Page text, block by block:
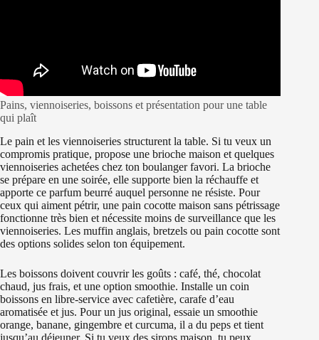
Pains, viennoiseries, boissons et présentation pour une table
qui plaît
Le pain et les viennoiseries structurent la table. Si tu veux un
compromis pratique, propose une brioche maison et quelques
viennoiseries achetées chez ton boulanger favori. La brioche
se prépare en une soirée, elle supporte bien la réchauffe et
apporte ce parfum beurré auquel personne ne résiste. Pour
ceux qui aiment pétrir, une pain cocotte maison sans pétrissage
fonctionne très bien et nécessite moins de surveillance que les
viennoiseries. Les muffin anglais, bretzels ou pain cocotte sont
des options solides selon ton équipement.
Les boissons doivent couvrir les goûts : café, thé, chocolat
chaud, jus frais, et une option smoothie. Installe un coin
boissons en libre-service avec cafetière, carafe d’eau
aromatisée et jus. Pour un jus original, essaie un smoothie
orange, banane, gingembre et curcuma, il a du peps et tient
jusqu’au déjeuner. Si tu veux des sirops maison, tu peux